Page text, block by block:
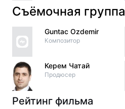
Съёмочная группа
Guntac Ozdemir
Композитор
Керем Чатай
Продюсер
Рейтинг фильма